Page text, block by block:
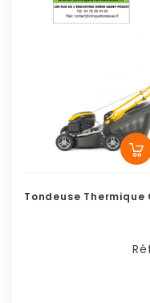
Tondeuse Thermique